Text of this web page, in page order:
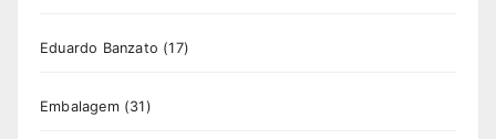
Eduardo Banzato (17)
Embalagem(31)